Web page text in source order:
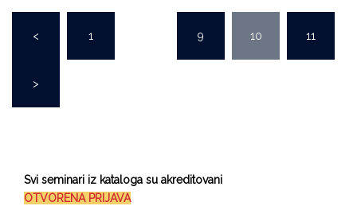
< 1 9 10 11
>
Svi seminari iz kataloga su akreditovani
OTVORENA PRIJAVA